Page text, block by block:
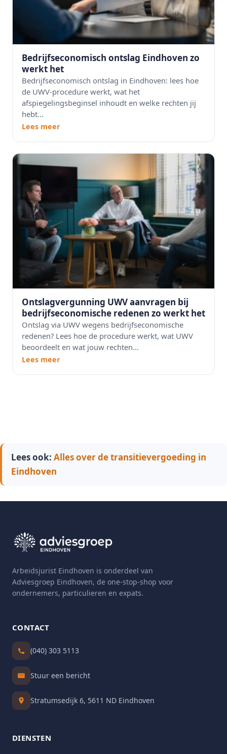
Bedrijfseconomisch ontslag Eindhoven zo
werkt het
Bedrijfseconomisch ontslag in Eindhoven: lees hoe
de UWV-procedure werkt, wat het
afspiegelingsbeginsel inhoudt en welke rechten jij
hebt...
Lees meer
Ontslagvergunning UWV aanvragen bij
bedrijfseconomische redenen zo werkt het
Ontslag via UWV wegens bedrijfseconomische
redenen? Lees hoe de procedure werkt, wat UWV
beoordeelt en wat jouw rechten...
Lees meer
Lees ook: Alles over de transitievergoeding in
Eindhoven
Arbeidsjurist Eindhoven is onderdeel van
Adviesgroep Eindhoven, de one-stop-shop voor
ondernemers, particulieren en expats.
CONTACT
(040) 303 5113
Stuur een bericht
Stratumsedijk 6, 5611 ND Eindhoven
DIENSTEN